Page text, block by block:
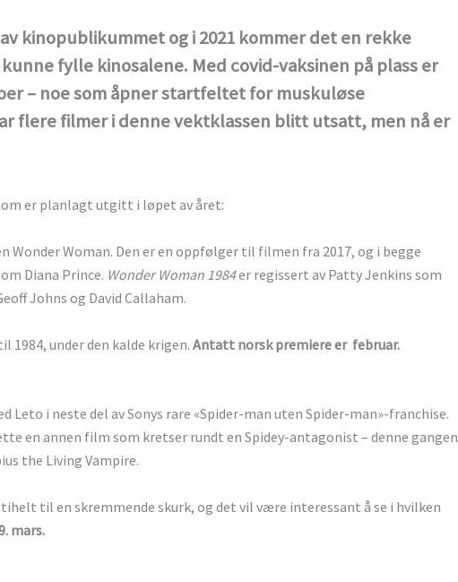
kinopublikummet og i 2021 kommer det en rekke
fylle kinosalene. Med covid-vaksinen på plass er
– noe som åpner startfeltet for muskuløse
flere filmer i denne vektklassen blitt utsatt, men nå er
er planlagt utgitt i løpet av året:
Wonder Woman. Den er en oppfølger til filmen fra 2017, og i begge
Diana Prince. Wonder Woman 1984er regissert av Patty Jenkins som
Johns og David Callaham.
under den kalde krigen. Antatt norsk premiere er februar.
Leto i neste del av Sonys rare «Spider-man uten Spider-man»-franchise.
en annen film som kretser rundt en Spidey-antagonist – denne gangen
the Living Vampire.
til en skremmende skurk, og det vil være interessant å se i hvilken
mars.